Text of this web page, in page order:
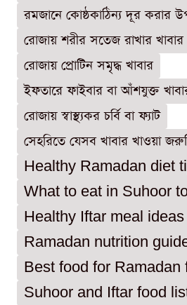
রমজানে কোষ্ঠকাঠিন্য দূর করার
রোজায় শরীর সতেজ রাখার খাবার
রোজায় প্রোটিন সমৃদ্ধ খাবার
ইফতারে ফাইবার বা আঁশযুক্ত
রোজায় স্বাস্থ্যকর চর্বি বা ফ্যাট
সেহরিতে যেসব খাবার খাওয়া
Healthy Ramadan diet
What to eat in Suhoor
Healthy Iftar meal ideas
Ramadan nutrition
Best food for Ramadan
Suhoor and Iftar food